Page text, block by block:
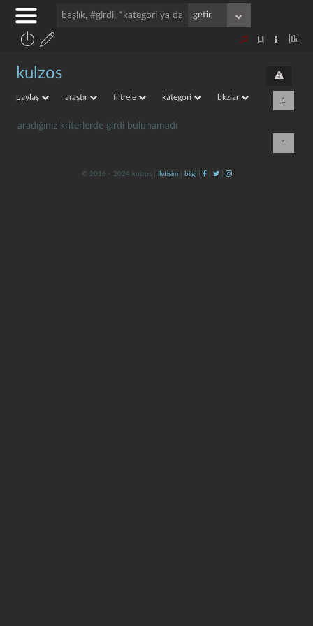
kulzos
paylaş araştır filtrele kategori bkzlar 1
aradığınız kriterlerde girdi bulunamadı
1
© 2016 - 2024 kulzos | iletişim| bilgi| | |